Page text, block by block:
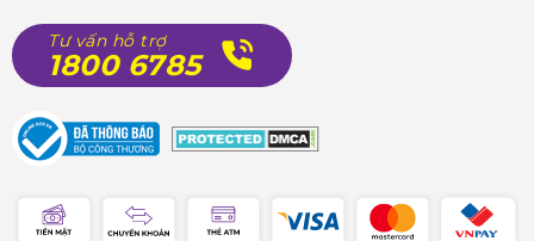
Tư vấn hỗ trợ
1800 6785